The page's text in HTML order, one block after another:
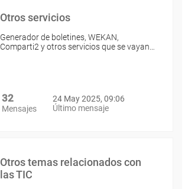
Otros servicios
Generador de boletines, WEKAN,
Comparti2 y otros servicios que se vayan…
32
Mensajes
24 May 2025, 09:06
Último mensaje
Otros temas relacionados con
las TIC